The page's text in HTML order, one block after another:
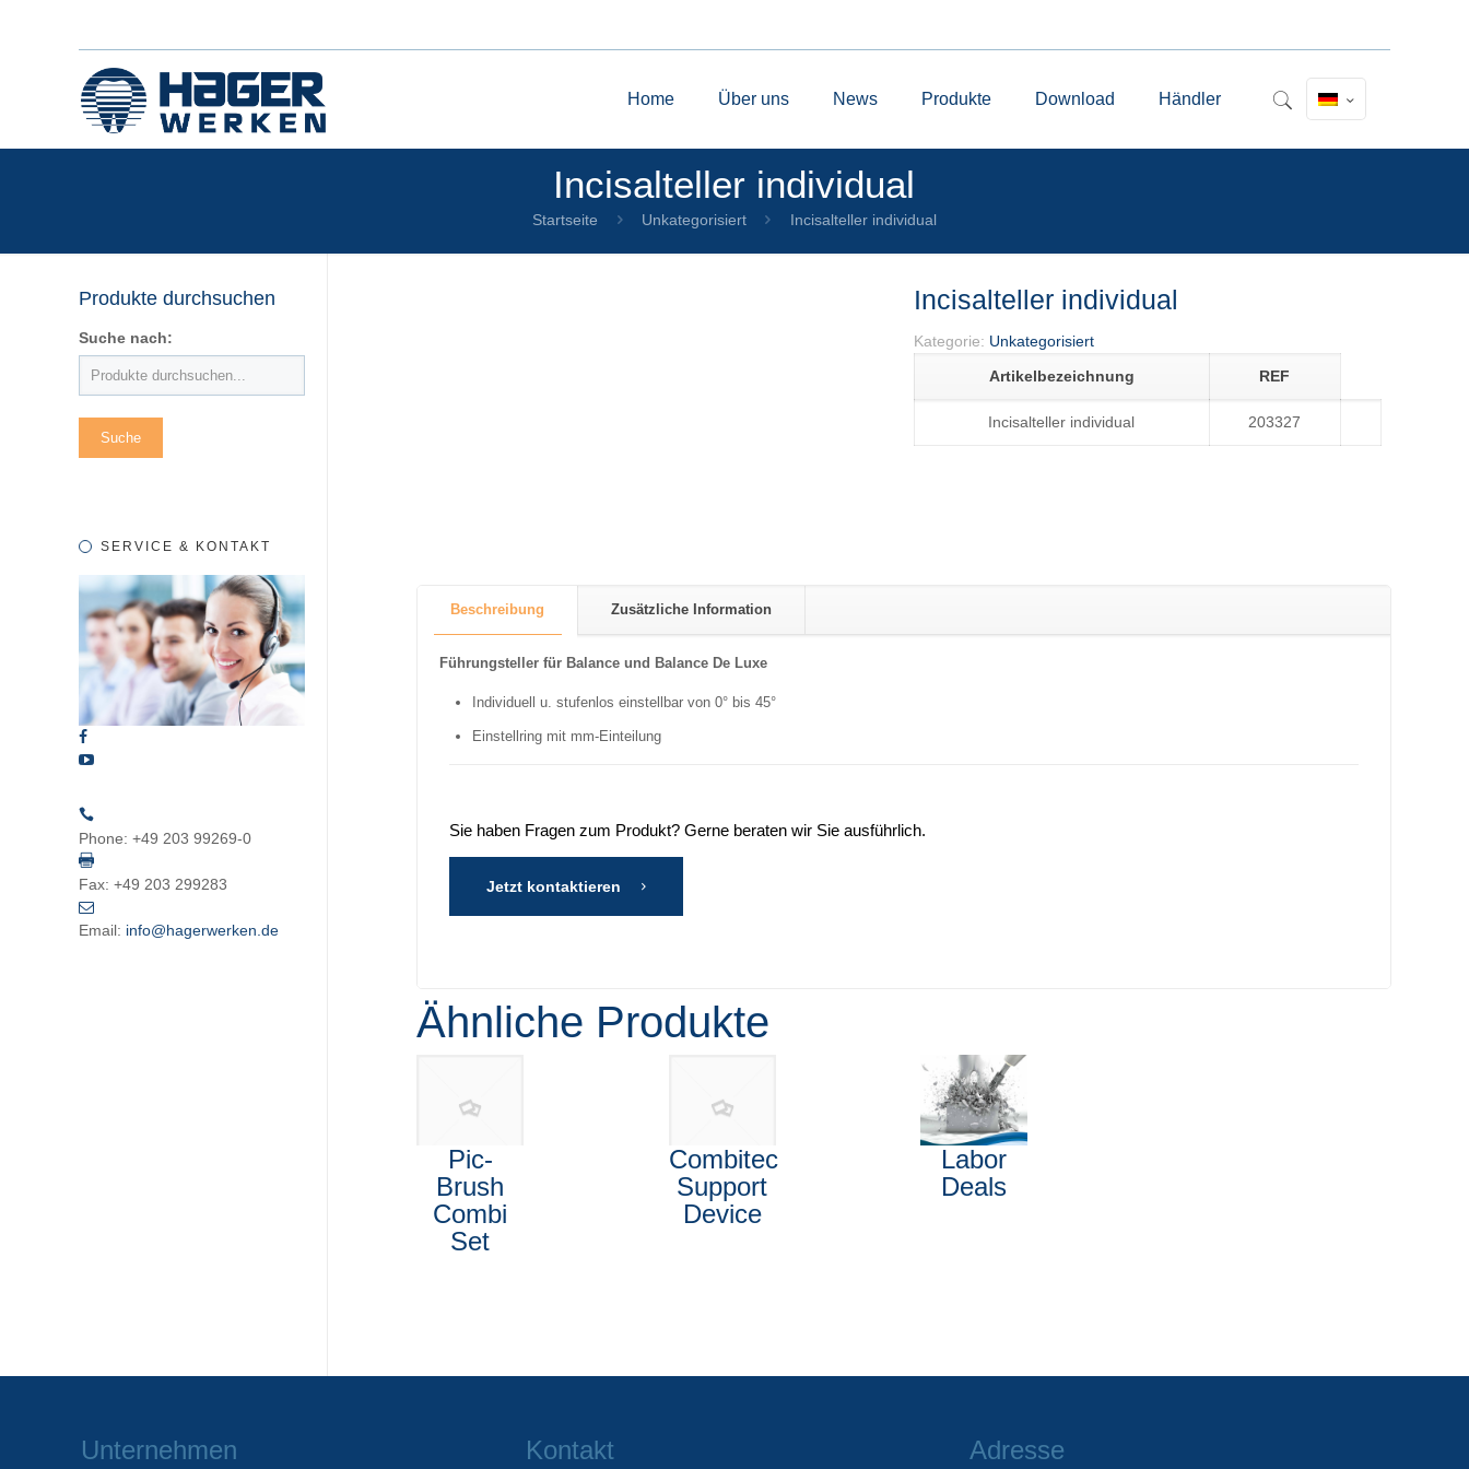
Home Über uns News Produkte Download Händler
Incisalteller individual
Startseite Unkategorisiert Incisalteller individual
Incisalteller individual
Kategorie: Unkategorisiert
Artikelbezeichnung
REF
Incisalteller individual 203327
Beschreibung Zusätzliche Information
Führungsteller für Balance und Balance De Luxe
Individuell u. stufenlos einstellbar von 0° bis 45°
Einstellring mit mm-Einteilung
Sie haben Fragen zum Produkt? Gerne beraten wir Sie ausführlich.
Jetzt kontaktieren
Ähnliche Produkte
Pic-
Brush
Combi
Set
Combitec
Support
Device
Labor
Deals
Produkte durchsuchen
Suche nach:
SERVICE & KONTAKT
Phone: +49 203 99269-0
Fax: +49 203 299283
Email: info@hagerwerken.de
Unternehmen Kontakt Adresse